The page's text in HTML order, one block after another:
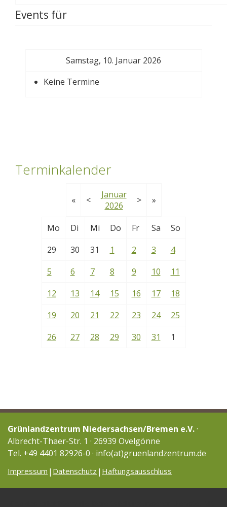
Events für
Samstag, 10. Januar 2026
Keine Termine
Terminkalender
« <
Januar
2026
> »
Mo Di Mi Do Fr Sa
So
29
30 31 1 2 3
4
5
6 7 8 9 10
11
12
13 14 15 16 17
18
19
20 21 22 23 24
25
26
27 28 29 30 31 1
Grünlandzentrum Niedersachsen/Bremen e.V.·
Albrecht-Thaer-Str. 1 · 26939 Ovelgönne
Tel. +49 4401 82926-0 · info(at)gruenlandzentrum.de
Impressum Datenschutz Haftungsausschluss